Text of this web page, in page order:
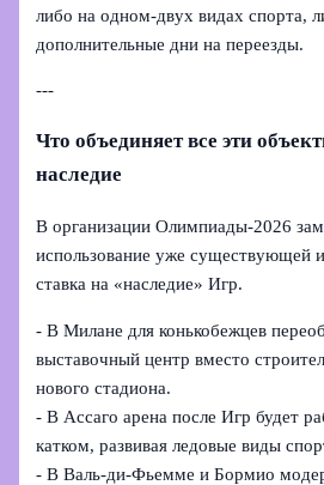
либо на одном-двух видах спорта,
дополнительные дни на переезды.
---
Что объединяет все эти
наследие
В организации Олимпиады‑2026
использование уже существующей
ставка на «наследие» Игр.
- В Милане для конькобежцев
выставочный центр вместо
нового стадиона.
- В Ассаго арена после Игр будет
катком, развивая ледовые виды
- В Валь‑ди‑Фьемме и Бормио